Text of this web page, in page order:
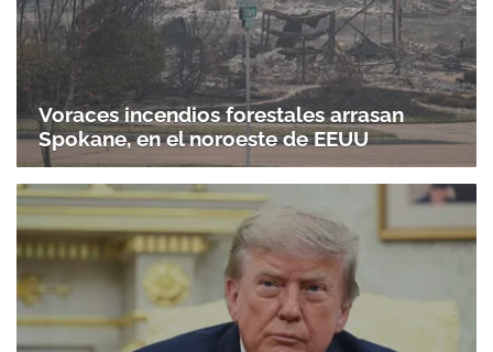
Voraces incendios forestales arrasan
Spokane, en el noroeste de EEUU